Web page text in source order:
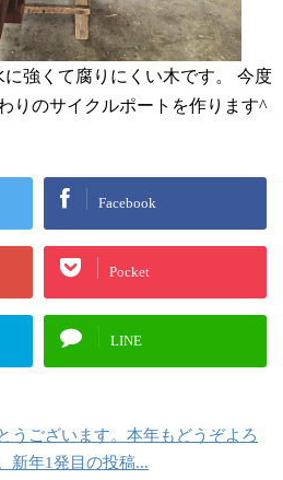
強くて腐りにくい木です。 今度
りのサイクルポートを作ります^
Facebook
Pocket
LINE
うございます。本年もどうぞよろ
新年1発目の投稿...